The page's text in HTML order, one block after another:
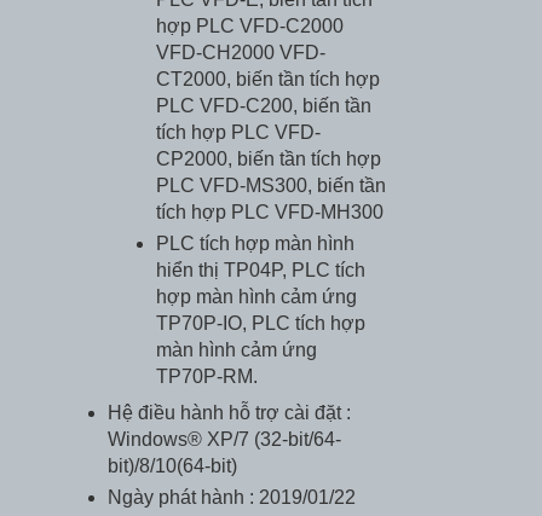
hợp PLC VFD-C2000
VFD-CH2000 VFD-
CT2000, biến tần tích hợp
PLC VFD-C200, biến tần
tích hợp PLC VFD-
CP2000, biến tần tích hợp
PLC VFD-MS300, biến tần
tích hợp PLC VFD-MH300
PLC tích hợp màn hình
hiển thị TP04P, PLC tích
hợp màn hình cảm ứng
TP70P-IO, PLC tích hợp
màn hình cảm ứng
TP70P-RM.
Hệ điều hành hỗ trợ cài đặt :
Windows® XP/7 (32-bit/64-
bit)/8/10(64-bit)
Ngày phát hành : 2019/01/22